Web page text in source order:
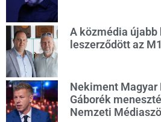
A közmédia
leszerződött az
Nekiment Magyar
Gáborék
Nemzeti